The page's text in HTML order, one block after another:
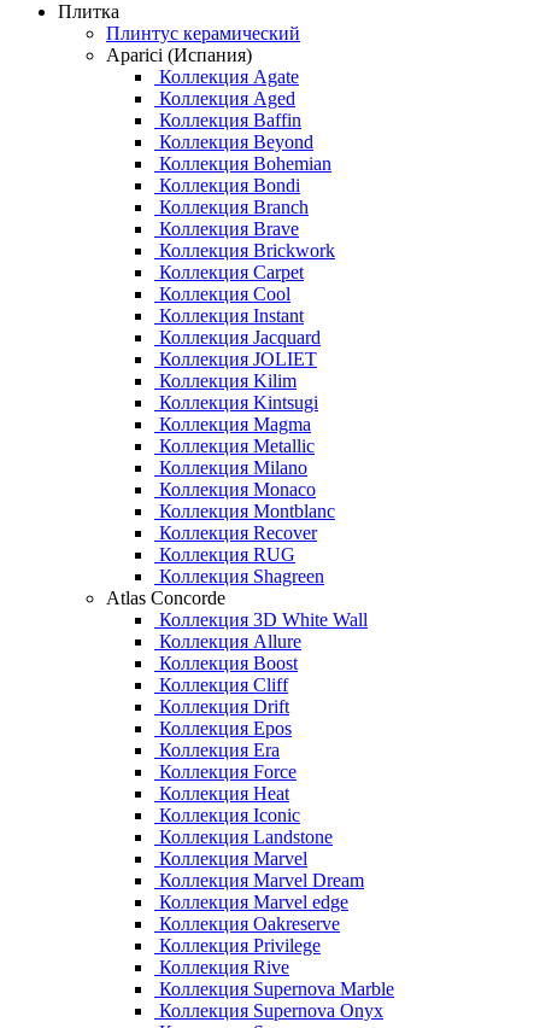
Плитка
Плинтус керамический
Aparici (Испания)
Коллекция Agate
Коллекция Aged
Коллекция Baffin
Коллекция Beyond
Коллекция Bohemian
Коллекция Bondi
Коллекция Branch
Коллекция Brave
Коллекция Brickwork
Коллекция Carpet
Коллекция Cool
Коллекция Instant
Коллекция Jacquard
Коллекция JOLIET
Коллекция Kilim
Коллекция Kintsugi
Коллекция Magma
Коллекция Metallic
Коллекция Milano
Коллекция Monaco
Коллекция Montblanc
Коллекция Recover
Коллекция RUG
Коллекция Shagreen
Atlas Concorde
Коллекция 3D White Wall
Коллекция Allure
Коллекция Boost
Коллекция Cliff
Коллекция Drift
Коллекция Epos
Коллекция Era
Коллекция Force
Коллекция Heat
Коллекция Iconic
Коллекция Landstone
Коллекция Marvel
Коллекция Marvel Dream
Коллекция Marvel edge
Коллекция Oakreserve
Коллекция Privilege
Коллекция Rive
Коллекция Supernova Marble
Коллекция Supernova Onyx